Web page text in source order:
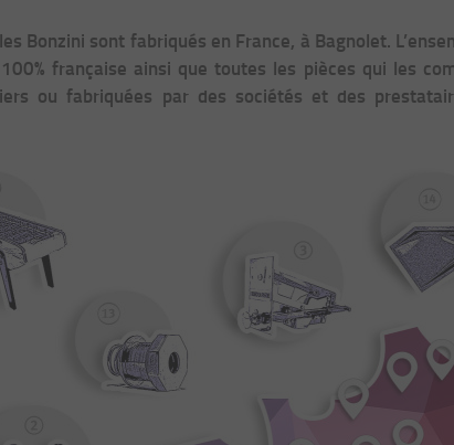
Bonzini sont fabriqués en France, à Bagnolet.
française ainsi que toutes les pièces qui les
ou fabriquées par des sociétés et des